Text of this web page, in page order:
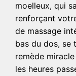
moelleux, qui
renforçant
de massage
bas du dos, se
remède
les heures